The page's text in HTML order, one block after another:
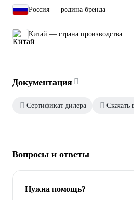
Россия — родина бренда
Китай — страна производства
Документация
Сертификат дилера Скачать
Вопросы и ответы
Нужна помощь?